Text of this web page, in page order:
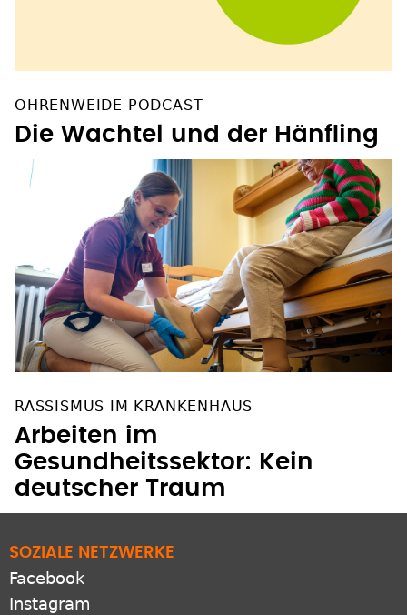
OHRENWEIDE PODCAST
Die Wachtel und der Hänfling
RASSISMUS IM KRANKENHAUS
Arbeiten im
Gesundheitssektor: Kein
deutscher Traum
SOZIALE NETZWERKE
Facebook
Instagram